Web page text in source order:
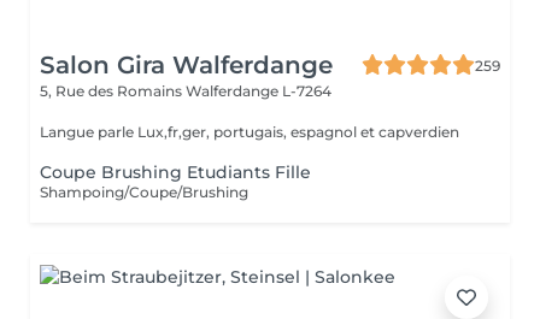
Salon Gira Walferdange
259
5, Rue des Romains Walferdange L-7264
Langue parle Lux,fr,ger, portugais, espagnol et capverdien
Coupe Brushing Etudiants Fille
Shampoing/Coupe/Brushing